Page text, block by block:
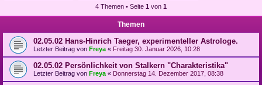
4 Themen • Seite 1 von 1
Themen
02.05.02 Hans-Hinrich Taeger, experimenteller Astrologe.
Letzter Beitrag von Freya « Freitag 30. Januar 2026, 10:28
02.05.02 Persönlichkeit von Stalkern "Charakteristika"
Letzter Beitrag von Freya « Donnerstag 14. Dezember 2017, 08:38